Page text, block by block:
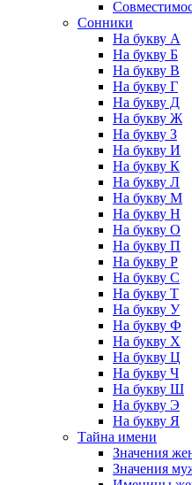
Сонники
На букву А
На букву Б
На букву В
На букву Г
На букву Д
На букву Ж
На букву З
На букву И
На букву К
На букву Л
На букву М
На букву Н
На букву О
На букву П
На букву Р
На букву С
На букву Т
На букву У
На букву Ф
На букву Х
На букву Ц
На букву Ч
На букву Ш
На букву Э
На букву Я
Тайна имени
Значения
Значения